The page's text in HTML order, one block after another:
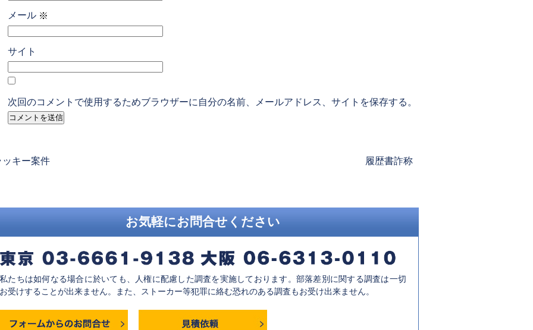
メール ※
サイト
次回のコメントで使用するためブラウザーに自分の名前、メールアドレス、サイトを保存する。
ッキー案件 Next
履歴書詐称
お気軽にお問合せください
私たちは如何なる場合に於いても、人権に配慮した調査を実施しております。部落差別に関する調査は一切
お受けすることが出来ません。また、ストーカー等犯罪に絡む恐れのある調査もお受け出来ません。